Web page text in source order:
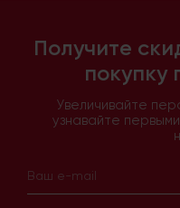
Получите
покупку
Увеличивайте
узнавайте